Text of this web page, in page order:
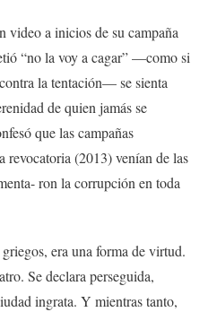
video a inicios de su campaña
“no la voy a cagar” —como si
la tentación— se sienta
de quien jamás se
que las campañas
revocatoria (2013) venían de las
ron la corrupción en toda
era una forma de virtud.
Se declara perseguida,
ingrata. Y mientras tanto,